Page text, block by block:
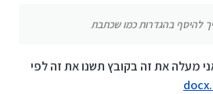
פשוט טעות של מתחילים), המפתחות שבו
שוורד עצמו יותר כשאתה מכניס שדה, ולכן יש
שדה אף, ולהוסיף שדה במקום אחר של
זה באמת צריך להיסף בהגדרות כמו שכתבת
להיסף בהגדרות כמו שכתבת
מעלה את זה בקובץ תשנו את זה לפי